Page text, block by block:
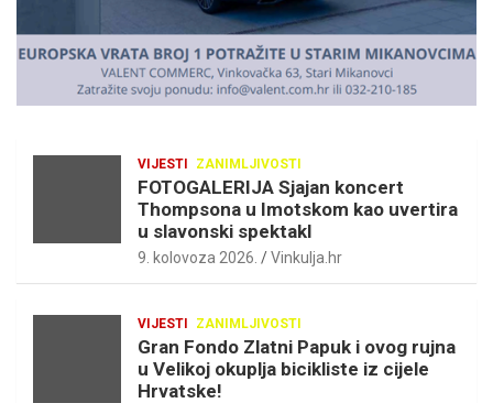
:
VIJESTI ZANIMLJIVOSTI
FOTOGALERIJA Sjajan koncert
Thompsona u Imotskom kao uvertira
u slavonski spektakl
9. kolovoza 2026. Vinkulja.hr
VIJESTI ZANIMLJIVOSTI
Gran Fondo Zlatni Papuk i ovog rujna
u Velikoj okuplja bicikliste iz cijele
Hrvatske!